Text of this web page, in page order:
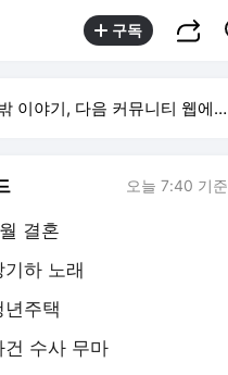
구독
이야기, 다음 커뮤니티 웹에서 보기
오늘 7:40 기준
결혼
하 노래
주택
건 수사 무마